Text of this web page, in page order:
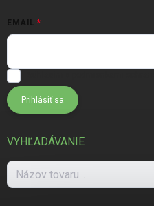
EMAIL
Prihlásiť sa
VYHĽADÁVANIE